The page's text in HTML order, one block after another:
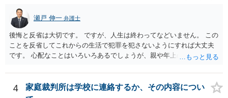
た、利益を得る目的もないため賭博場開帳図利罪も成立しないと考え
られます。 【質問2への回答】 刑事上の問題は生じにくいものの、民
事・行政上の観点から以下の点が考慮されます。景品表示法について
は事業者が顧客を誘引するためのものではないため対象外と考えられ
ますが、自治会館の利用規約（目的外利用や金銭徴収の可否など）へ
の抵触が問題となることがあります。 【質問3への回答】 主催者とし
とを明確にしておくことが大切です。また、自治会館の管理者に対
瀬戸 伸一 弁護士
後悔と反省は大切です。 ですが、人生は終わってなどいません。 この
ことを反省してこれからの生活で犯罪を犯さないようにすれば大丈夫
です。 心配なことはいろいろあるでしょうが、親や年上の兄弟や信頼
す。
4
家庭裁判所は学校に連絡するか、その内容につい